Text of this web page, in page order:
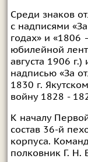
Среди знаков
с надписями
годах» и «1806
юбилейной
августа 1906
надписью «За
1830 г.
войну 1828 -
К началу
состав 36-й
корпуса.
полковник Г. Н.